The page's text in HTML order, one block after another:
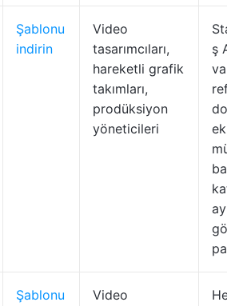
Şablonu
indirin
Video
tasarımcıları,
hareketli grafik
takımları,
prodüksiyon
yöneticileri
ş
Şablonu
Video